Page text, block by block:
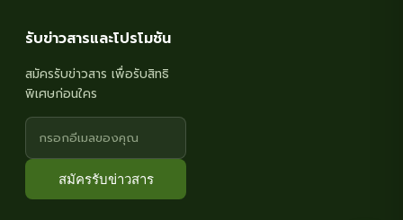
รับข่าวสารและโปรโมชัน
สมัครรับข่าวสาร เพื่อรับสิทธิ
พิเศษก่อนใคร
สมัครรับข่าวสาร